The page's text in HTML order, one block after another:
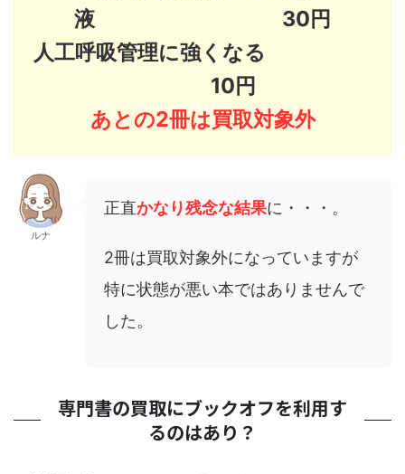
液 30円
人工呼吸管理に強くなる
10円
あとの2冊は買取対象外
ルナ
正直かなり残念な結果に・・・。
2冊は買取対象外になっていますが
特に状態が悪い本ではありませんで
した。
専門書の買取にブックオフを利用す
るのはあり？